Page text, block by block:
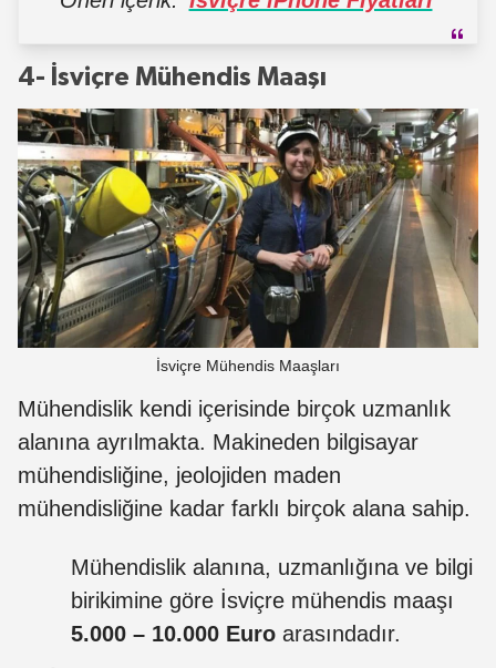
4- İsviçre Mühendis Maaşı
İsviçre Mühendis Maaşları
Mühendislik kendi içerisinde birçok uzmanlık
alanına ayrılmakta. Makineden bilgisayar
mühendisliğine, jeolojiden maden
mühendisliğine kadar farklı birçok alana sahip.
Mühendislik alanına, uzmanlığına ve bilgi
birikimine göre İsviçre mühendis maaşı
5.000 – 10.000 Euro arasındadır.